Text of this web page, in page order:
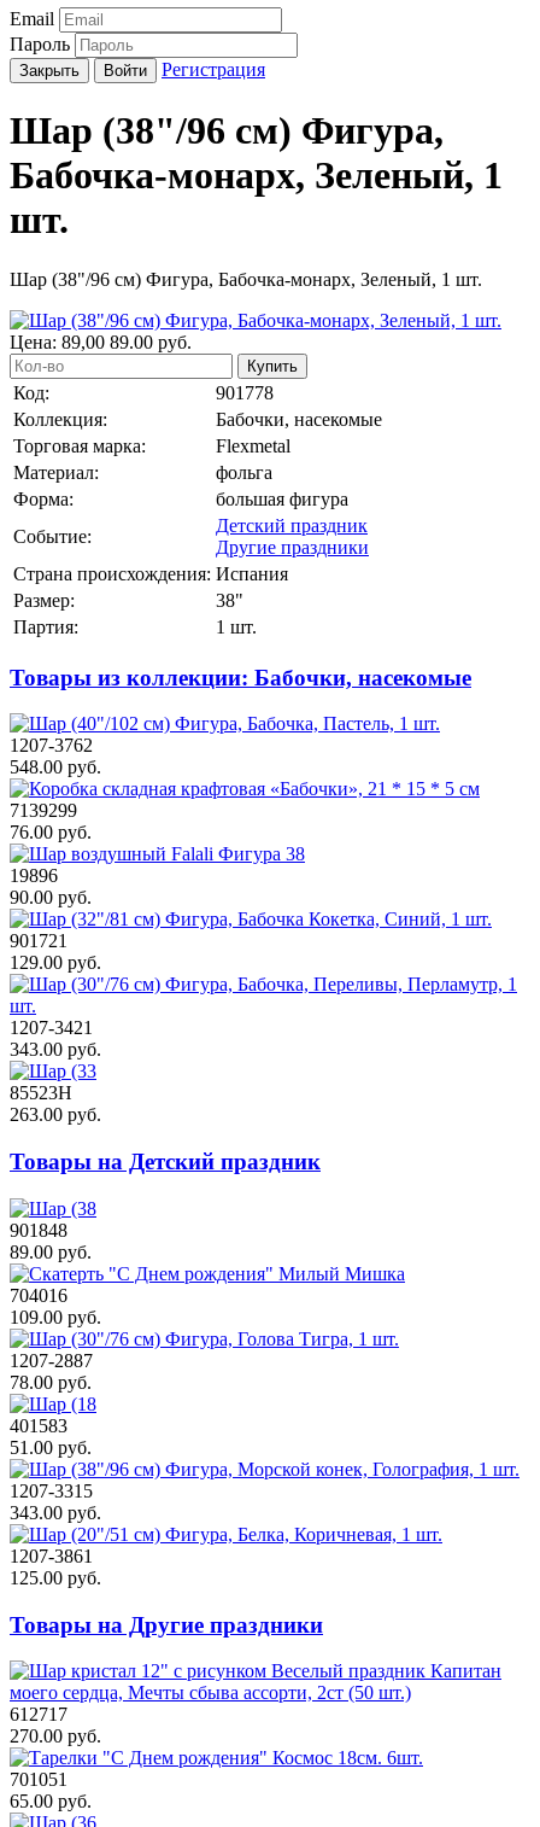
Email
Пароль
Закрыть Войти Регистрация
Шар (38"/96 см) Фигура,
Бабочка-монарх, Зеленый, 1
шт.
Шар (38"/96 см) Фигура, Бабочка-монарх, Зеленый, 1 шт.
Цена: 89,00 89.00 руб.
Купить
Код:
901778
Коллекция:
Бабочки, насекомые
Торговая марка:
Flexmetal
Материал:
фольга
Форма:
большая фигура
Событие:
Детский праздник
Другие праздники
Страна происхождения: Испания
Размер:
38"
Партия:
1 шт.
Товары из коллекции: Бабочки, насекомые
1207-3762
548.00 руб.
7139299
76.00 руб.
19896
90.00 руб.
901721
129.00 руб.
1207-3421
343.00 руб.
85523Н
263.00 руб.
Товары на Детский праздник
901848
89.00 руб.
704016
109.00 руб.
1207-2887
78.00 руб.
401583
51.00 руб.
1207-3315
343.00 руб.
1207-3861
125.00 руб.
Товары на Другие праздники
612717
270.00 руб.
701051
65.00 руб.